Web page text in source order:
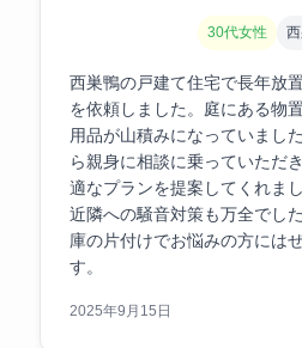
30代女性
西巣鴨の戸建て住宅で長年放
を依頼しました。庭にある物
用品が山積みになっていまし
ら親身に相談に乗っていただ
適なプランを提案してくれま
近隣への騒音対策も万全でし
庫の片付けでお悩みの方には
す。
2025年9月15日